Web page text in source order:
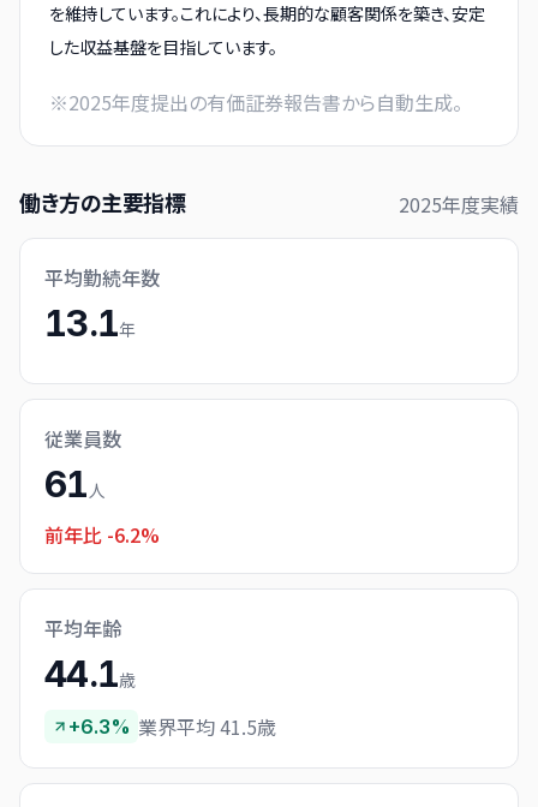
を維持しています。これにより、長期的な顧客関係を築き、安定
した収益基盤を目指しています。
※2025年度提出の有価証券報告書から自動生成。
働き方の主要指標 2025年度実績
平均勤続年数
13.1年
従業員数
61人
前年比 -6.2%
平均年齢
44.1歳
+6.3% 業界平均 41.5歳